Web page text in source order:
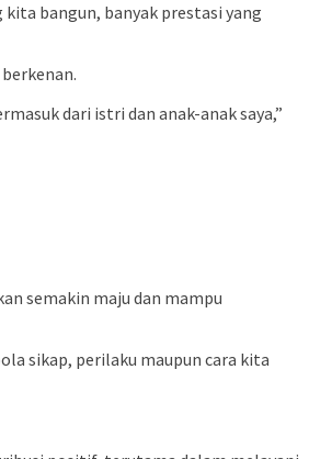
bangun, banyak prestasi yang
dari istri dan anak-anak saya,”
semakin maju dan mampu
sikap, perilaku maupun cara kita